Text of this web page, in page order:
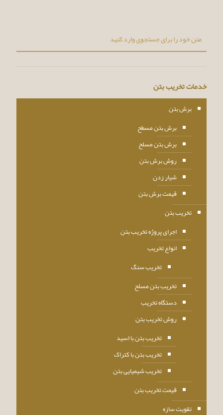
خدمات تخریب بتن
برش بتن
برش بتن مسطح
برش بتن مسلح
روش برش بتن
شیار زدن
قیمت برش بتن
تخریب بتن
اجرای پروژه تخریب بتن
انواع تخریب
تخریب سنگ
تخریب بتن مسلح
دستگاه تخریب
روش تخریب بتن
تخریب بتن با اسید
تخریب بتن با کتراک
تخریب شیمیایی بتن
قیمت تخریب بتن
تقویت سازه